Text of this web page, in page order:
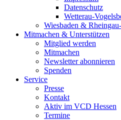
Datenschutz
Wetterau-
Wiesbaden &
Mitmachen & Unterstützen
Mitglied werden
Mitmachen
Newsletter abonnieren
Spenden
Service
Presse
Kontakt
Aktiv im VCD Hessen
Termine